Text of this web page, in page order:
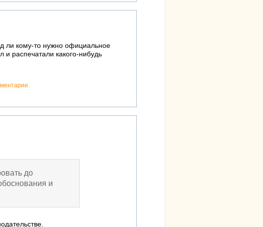
ли кому-то нужно официальное
и распечатали какого-нибудь
до
и